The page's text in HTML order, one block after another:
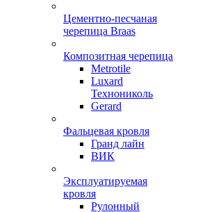
Цементно-песчаная
черепица Braas
Композитная черепица
Metrotile
Luxard
Технониколь
Gerard
Фальцевая кровля
Гранд лайн
ВИК
Эксплуатируемая
кровля
Рулонный